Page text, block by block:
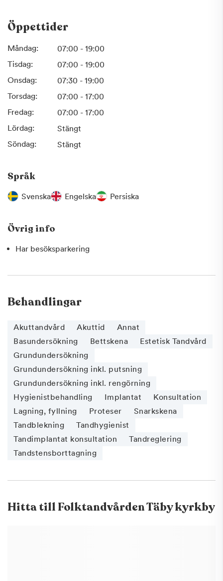
Öppettider
Måndag:
07:00 - 19:00
Tisdag:
07:00 - 19:00
Onsdag:
07:30 - 19:00
Torsdag:
07:00 - 17:00
Fredag:
07:00 - 17:00
Lördag:
Stängt
Söndag:
Stängt
Språk
Svenska Engelska Persiska
Övrig info
Har besöksparkering
Behandlingar
Akuttandvård Akuttid
Annat
Basundersökning
Bettskena
Estetisk Tandvård
Grundundersökning
Grundundersökning inkl. putsning
Grundundersökning inkl. rengörning
Hygienistbehandling
Implantat
Konsultation
Lagning, fyllning
Proteser
Snarkskena
Tandblekning
Tandhygienist
Tandimplantat konsultation
Tandreglering
Tandstensborttagning
Hitta till Folktandvården Täby kyrkby